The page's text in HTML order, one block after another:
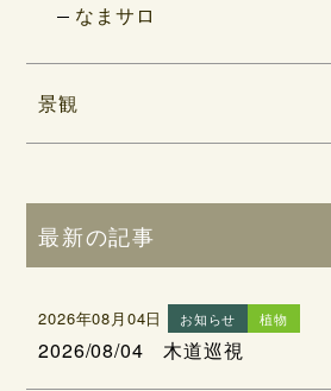
なまサロ
景観
最新の記事
2026年08月04日 お知らせ 植物
2026/08/04 木道巡視